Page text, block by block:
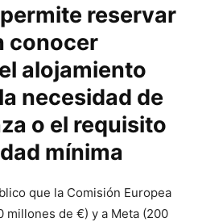
reservar
conocer
alojamiento
necesidad de
o el requisito
mínima
que la Comisión Europea
millones de €) y a Meta (200